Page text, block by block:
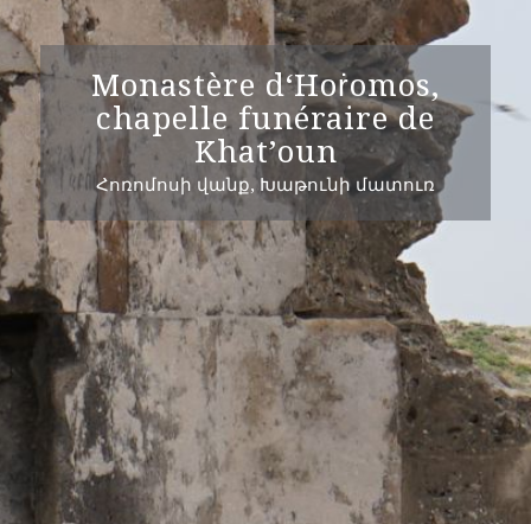
Monastère d‘Hoṙomos,
chapelle funéraire de
Khat’oun
Հոռոմոսի վանք, Խաթունի մատուռ